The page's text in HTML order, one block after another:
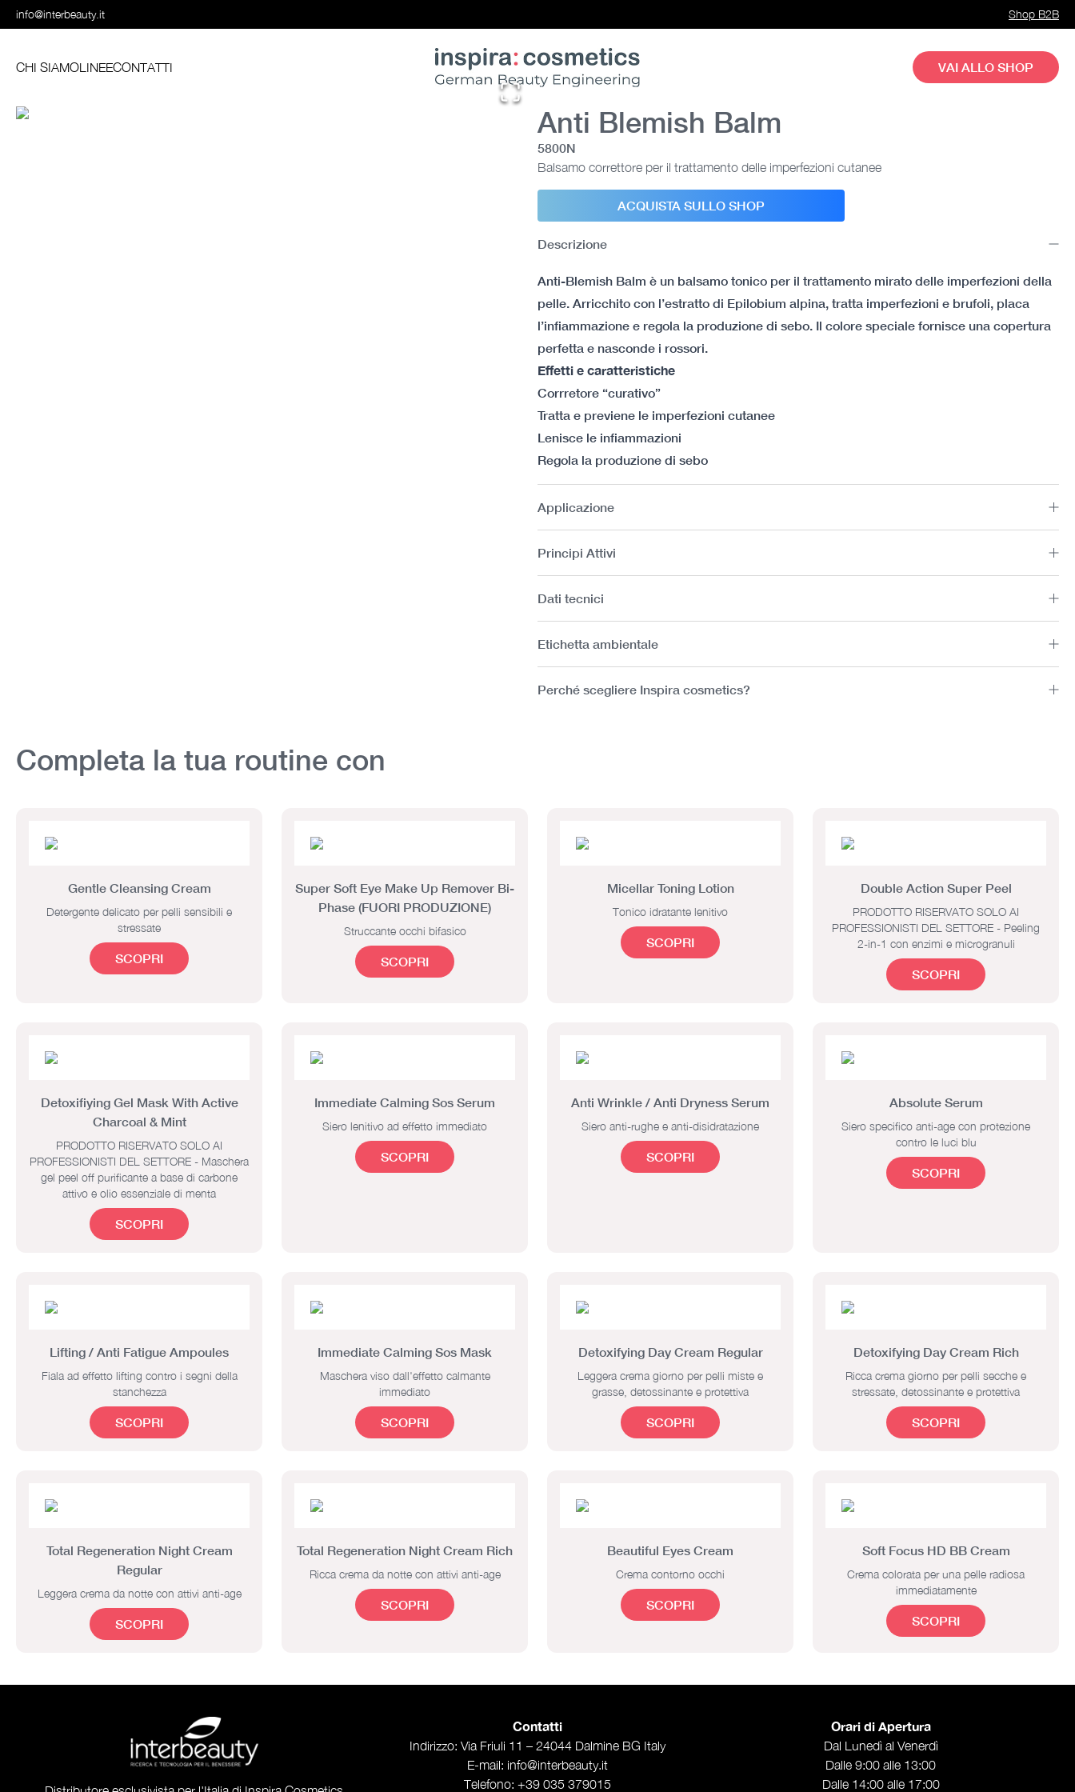
info@interbeauty.it Shop B2B
CHI SIAMOLINEECONTATTI VAI ALLO SHOP
Anti Blemish Balm
5800N
Balsamo correttore per il trattamento delle imperfezioni cutanee
ACQUISTA SULLO SHOP
Descrizione
Anti-Blemish Balm è un balsamo tonico per il trattamento mirato delle imperfezioni della
pelle. Arricchito con l’estratto di Epilobium alpina, tratta imperfezioni e brufoli, placa
l’infiammazione e regola la produzione di sebo. Il colore speciale fornisce una copertura
perfetta e nasconde i rossori.
Effetti e caratteristiche
Corrretore “curativo”
Tratta e previene le imperfezioni cutanee
Lenisce le infiammazioni
Regola la produzione di sebo
Applicazione
Principi Attivi
Dati tecnici
Etichetta ambientale
Perché scegliere Inspira cosmetics?
Completa la tua routine con
Gentle Cleansing Cream
Detergente delicato per pelli sensibili e
stressate
SCOPRI
Super Soft Eye Make Up Remover Bi-
Phase (FUORI PRODUZIONE)
Struccante occhi bifasico
SCOPRI
Micellar Toning Lotion
Tonico idratante lenitivo
SCOPRI
Double Action Super Peel
PRODOTTO RISERVATO SOLO AI
PROFESSIONISTI DEL SETTORE - Peeling
2-in-1 con enzimi e microgranuli
SCOPRI
Detoxifiying Gel Mask With Active
Charcoal & Mint
PRODOTTO RISERVATO SOLO AI
PROFESSIONISTI DEL SETTORE - Maschera
gel peel off purificante a base di carbone
attivo e olio essenziale di menta
SCOPRI
Immediate Calming Sos Serum
Siero lenitivo ad effetto immediato
SCOPRI
Anti Wrinkle / Anti Dryness Serum
Siero anti-rughe e anti-disidratazione
SCOPRI
Absolute Serum
Siero specifico anti-age con protezione
contro le luci blu
SCOPRI
Lifting / Anti Fatigue Ampoules
Fiala ad effetto lifting contro i segni della
stanchezza
SCOPRI
Immediate Calming Sos Mask
Maschera viso dall'effetto calmante
immediato
SCOPRI
Detoxifying Day Cream Regular
Leggera crema giorno per pelli miste e
grasse, detossinante e protettiva
SCOPRI
Detoxifying Day Cream Rich
Ricca crema giorno per pelli secche e
stressate, detossinante e protettiva
SCOPRI
Total Regeneration Night Cream
Regular
Leggera crema da notte con attivi anti-age
SCOPRI
Total Regeneration Night Cream Rich
Ricca crema da notte con attivi anti-age
SCOPRI
Beautiful Eyes Cream
Crema contorno occhi
SCOPRI
Soft Focus HD BB Cream
Crema colorata per una pelle radiosa
immediatamente
SCOPRI
Contatti
Indirizzo: Via Friuli 11 – 24044 Dalmine BG Italy
E-mail: info@interbeauty.it
Telefono: +39 035 379015
Orari di Apertura
Dal Lunedì al Venerdì
Dalle 9:00 alle 13:00
Dalle 14:00 alle 17:00